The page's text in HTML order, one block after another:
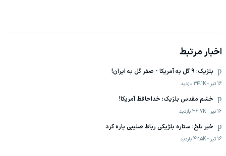
اخبار مرتبط
بلژیک: ۹ گل به آمریکا - صفر گل به ایران!‌
16 تیر -
34.1K بازدید
خشم مقدس بلژیک: خداحافظ آمریکا!
16 تیر -
36.7K بازدید
خبر تلخ: ستاره بلژیکی رباط صلیبی پاره کرد
16 تیر -
42.5K بازدید